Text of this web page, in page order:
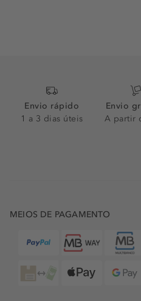
conhecemos hoje, a
cresceu. A primeira
década de 1920, criada
Levy, e o vermelho
entre as mulheres.
VERNIZ VERMELHO DA DIOR
Hoje, as unhas vermelhas
atemporal, e símbolo de
beleza para tantas
Envio rápido
1 a 3 dias úteis
Envio
A partir
MEIOS DE PAGAMENTO